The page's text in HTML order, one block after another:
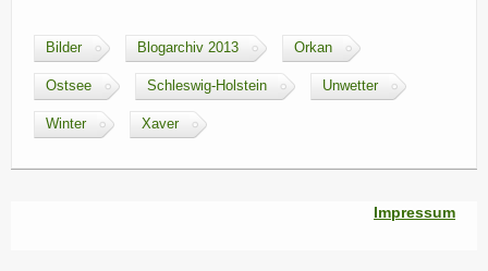
Bilder Blogarchiv 2013 Orkan
Ostsee Schleswig-Holstein Unwetter
Winter Xaver
Impressum